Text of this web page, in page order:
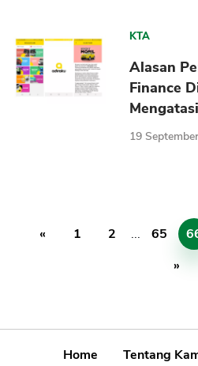
KTA
Alasan
Finance
19
« 1 2 ... 65
»
Home Tentang